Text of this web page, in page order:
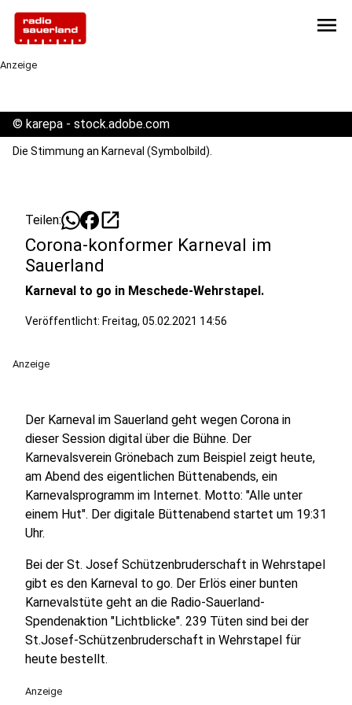
menu
Anzeige
© karepa - stock.adobe.com
Die Stimmung an Karneval (Symbolbild).
Teilen: open_in_new
Corona-konformer Karneval im
Sauerland
Karneval to go in Meschede-Wehrstapel.
Veröffentlicht: Freitag, 05.02.2021 14:56
Anzeige
Der Karneval im Sauerland geht wegen Corona in
dieser Session digital über die Bühne. Der
Karnevalsverein Grönebach zum Beispiel zeigt heute,
am Abend des eigentlichen Büttenabends, ein
Karnevalsprogramm im Internet. Motto: "Alle unter
einem Hut". Der digitale Büttenabend startet um 19:31
Uhr.
Bei der St. Josef Schützenbruderschaft in Wehrstapel
gibt es den Karneval to go. Der Erlös einer bunten
Karnevalstüte geht an die Radio-Sauerland-
Spendenaktion "Lichtblicke". 239 Tüten sind bei der
St.Josef-Schützenbruderschaft in Wehrstapel für
heute bestellt.
Anzeige